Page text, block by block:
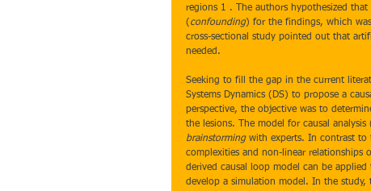
regions 1 . The authors hypothesized
( confounding) for the findings, which
cross-sectional study pointed out that
needed.
Seeking to fill the gap in the current
Systems Dynamics (DS) to propose a
perspective, the objective was to
the lesions. The model for causal
brainstorming with experts. In contrast to
complexities and non-linear relationships
derived causal loop model can be
develop a simulation model. In the study,